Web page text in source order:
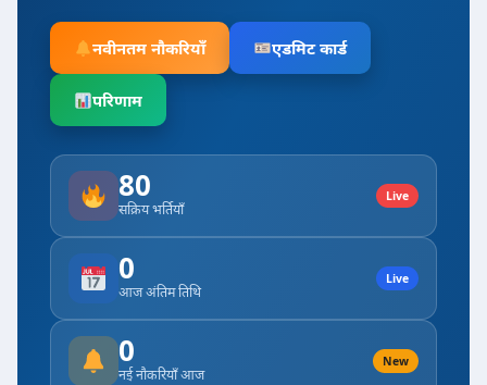
नवीनतम नौकरियाँ एडमिट कार्ड
परिणाम
80
सक्रिय भर्तियाँ
Live
0
आज अंतिम तिथि
Live
0
नई नौकरियाँ आज
New